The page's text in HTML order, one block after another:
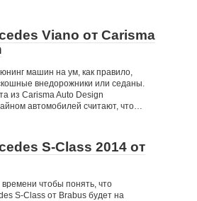
Viano от Carisma
машин на ум, как правило,
внедорожники или седаны.
из Carisma Auto Design
автомобилей считают, что…
S-Class 2014 от
чтобы понять, что
S-Class от Brabus будет на